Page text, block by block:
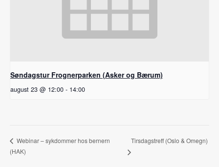
Søndagstur Frognerparken (Asker og Bærum)
august 23 @ 12:00 - 14:00
Webinar – sykdommer hos bernern
(HAK)
Tirsdagstreff (Oslo & Omegn)